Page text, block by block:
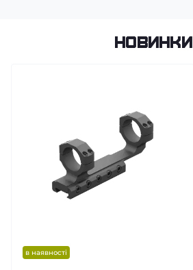
Новинки
в наявності